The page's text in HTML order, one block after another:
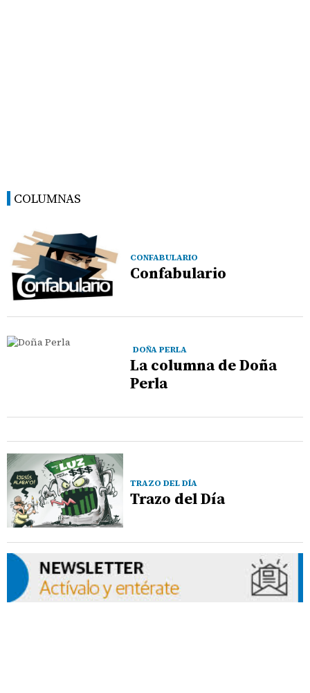
COLUMNAS
CONFABULARIO
Confabulario
DOÑA PERLA
La columna de Doña
Perla
TRAZO DEL DÍA
Trazo del Día